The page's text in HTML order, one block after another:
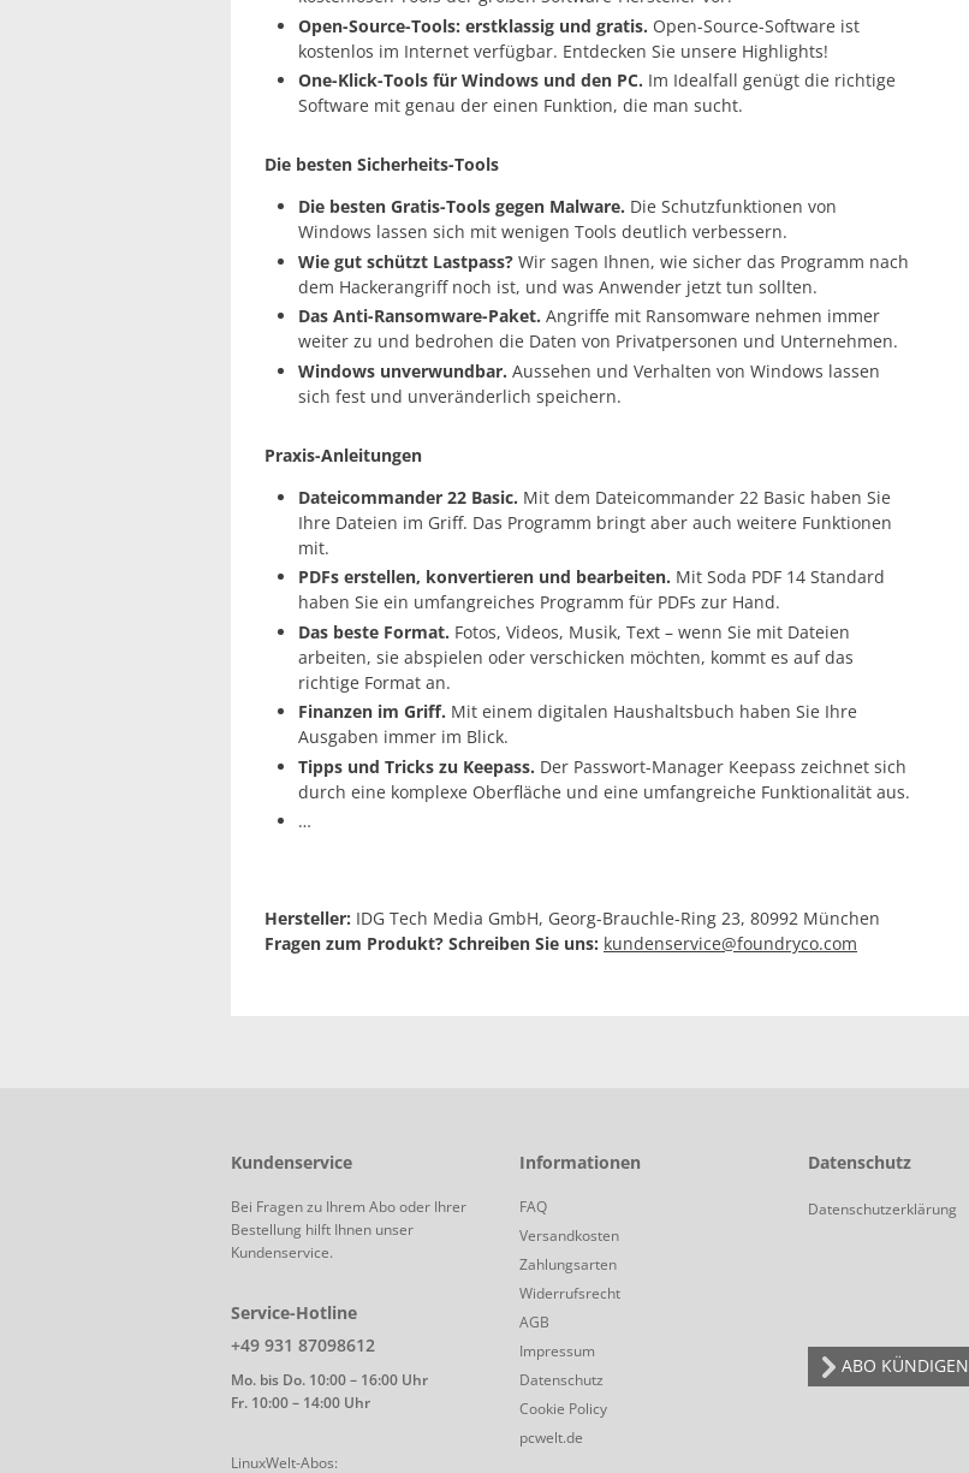
Open-Source-Tools: erstklassig und gratis. Open-Source-Software ist
kostenlos im Internet verfügbar. Entdecken Sie unsere Highlights!
One-Klick-Tools für Windows und den PC. Im Idealfall genügt die richtige
Software mit genau der einen Funktion, die man sucht.
Die besten Sicherheits-Tools
Die besten Gratis-Tools gegen Malware. Die Schutzfunktionen von
Windows lassen sich mit wenigen Tools deutlich verbessern.
Wie gut schützt Lastpass? Wir sagen Ihnen, wie sicher das Programm nach
dem Hackerangriff noch ist, und was Anwender jetzt tun sollten.
Das Anti-Ransomware-Paket. Angriffe mit Ransomware nehmen immer
weiter zu und bedrohen die Daten von Privatpersonen und Unternehmen.
Windows unverwundbar. Aussehen und Verhalten von Windows lassen
sich fest und unveränderlich speichern.
Praxis-Anleitungen
Dateicommander 22 Basic. Mit dem Dateicommander 22 Basic haben Sie
Ihre Dateien im Griff. Das Programm bringt aber auch weitere Funktionen
mit.
PDFs erstellen, konvertieren und bearbeiten. Mit Soda PDF 14 Standard
haben Sie ein umfangreiches Programm für PDFs zur Hand.
Das beste Format. Fotos, Videos, Musik, Text – wenn Sie mit Dateien
arbeiten, sie abspielen oder verschicken möchten, kommt es auf das
richtige Format an.
Finanzen im Griff. Mit einem digitalen Haushaltsbuch haben Sie Ihre
Ausgaben immer im Blick.
Tipps und Tricks zu Keepass. Der Passwort-Manager Keepass zeichnet sich
durch eine komplexe Oberfläche und eine umfangreiche Funktionalität aus.
…
Hersteller: IDG Tech Media GmbH, Georg-Brauchle-Ring 23, 80992 München
Fragen zum Produkt? Schreiben Sie uns: kundenservice@foundryco.com
Kundenservice
Bei Fragen zu Ihrem Abo oder Ihrer
Bestellung hilft Ihnen unser
Kundenservice.
Service-Hotline
+49 931 87098612
Mo. bis Do. 10:00 – 16:00 Uhr
Fr. 10:00 – 14:00 Uhr
LinuxWelt-Abos:
Informationen
FAQ
Versandkosten
Zahlungsarten
Widerrufsrecht
AGB
Impressum
Datenschutz
Cookie Policy
pcwelt.de
Datenschutz
Datenschutzerklärung
ABO KÜNDIGEN